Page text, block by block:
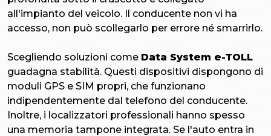
all'impianto del veicolo. Il conducente non vi ha
accesso, non può scollegarlo per errore né smarrirlo.
Scegliendo soluzioni come Data System e-TOLL
guadagna stabilità. Questi dispositivi dispongono di
moduli GPS e SIM propri, che funzionano
indipendentemente dal telefono del conducente.
Inoltre, i localizzatori professionali hanno spesso
una memoria tampone integrata. Se l'auto entra in